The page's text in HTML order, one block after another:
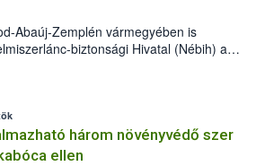
Abaúj-Zemplén vármegyében is
biztonsági Hivatal (Nébih) a
(Agrilus planipennis) jelenlétét. A
találták meg, de már fertőzött
az intézkedéseket a szlovák
a terjedés megállítása érdekében.
három növényvédő szer
ellen